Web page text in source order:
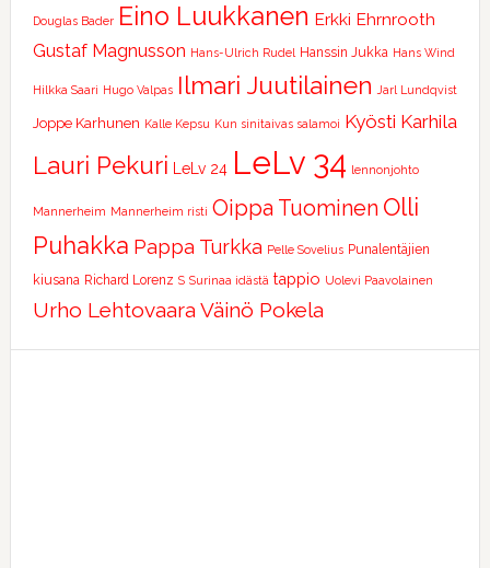
Douglas Bader Eino Luukkanen Erkki Ehrnrooth
Gustaf Magnusson Hans-Ulrich Rudel Hanssin Jukka Hans Wind
Hilkka Saari Hugo Valpas Ilmari Juutilainen Jarl Lundqvist
Joppe Karhunen Kalle Kepsu Kun sinitaivas salamoi Kyösti Karhila
Lauri Pekuri LeLv 24 LeLv 34 lennonjohto
Mannerheim Mannerheim risti Oippa Tuominen Olli
Puhakka Pappa Turkka Pelle Sovelius Punalentäjien
kiusana Richard Lorenz S Surinaa idästä tappio Uolevi Paavolainen
Urho Lehtovaara Väinö Pokela